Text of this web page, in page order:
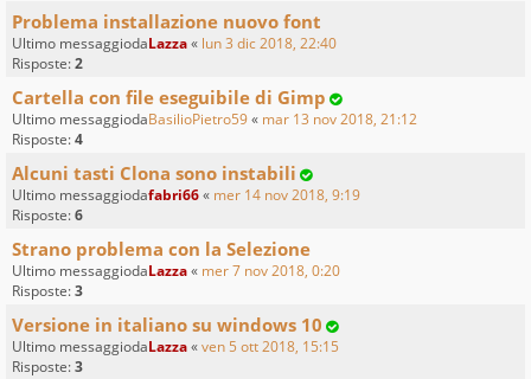
Problema installazione nuovo font
Ultimo messaggiodaLazza« lun 3 dic 2018, 22:40
Risposte:2
Cartella con file eseguibile di Gimp
Ultimo messaggiodaBasilioPietro59« mar 13 nov 2018, 21:12
Risposte:4
Alcuni tasti Clona sono instabili
Ultimo messaggiodafabri66« mer 14 nov 2018, 9:19
Risposte:6
Strano problema con la Selezione
Ultimo messaggiodaLazza« mer 7 nov 2018, 0:20
Risposte:3
Versione in italiano su windows 10
Ultimo messaggiodaLazza«ven 5 ott 2018, 15:15
Risposte:3